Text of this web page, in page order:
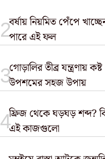
বর্ষায় নিয়মিত পেঁপে
পারে এই ফল
গোড়ালির তীব্র যন্ত্রণায়
উপশমের সহজ উপায়
ফ্রিজ থেকে ঘড়ঘড়
এই কাজগুলো